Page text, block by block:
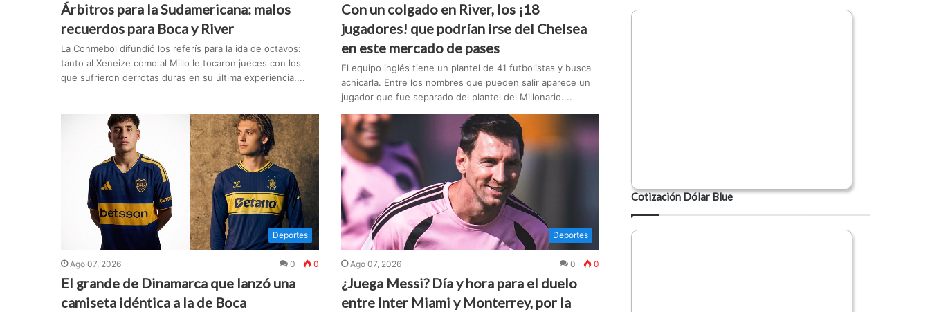
Árbitros para la Sudamericana: malos
recuerdos para Boca y River
La Conmebol difundió los referís para la ida de octavos:
tanto al Xeneize como al Millo le tocaron jueces con los
que sufrieron derrotas duras en su última experiencia....
Con un colgado en River, los ¡18
jugadores! que podrían irse del Chelsea
en este mercado de pases
El equipo inglés tiene un plantel de 41 futbolistas y busca
achicarla. Entre los nombres que pueden salir aparece un
jugador que fue separado del plantel del Millonario....
Deportes
Ago 07, 2026 0 0
El grande de Dinamarca que lanzó una
camiseta idéntica a la de Boca
Deportes
Ago 07, 2026 0 0
¿Juega Messi? Día y hora para el duelo
entre Inter Miami y Monterrey, por la
Cotización Dólar Blue